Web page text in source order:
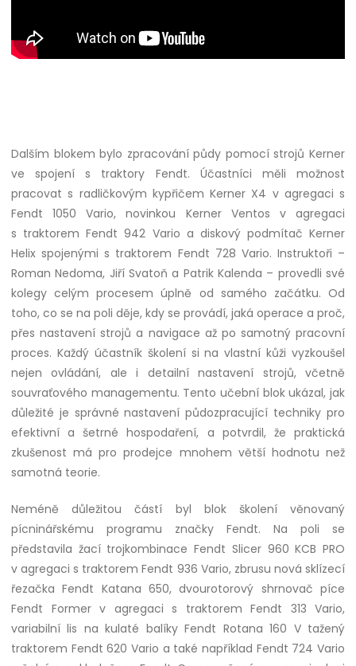
Dalším blokem bylo zpracování půdy pomocí strojů Kerner
ve spojení s traktory Fendt. Účastníci měli možnost
pracovat s radličkovým kypřičem Kerner X4 v agregaci s
Fendt 1050 Vario, novinkou Kerner Ventos v agregaci
s traktorem Fendt 942 Vario a diskový podmítač Kerner
Helix spojenými s traktorem Fendt 728 Vario. Instruktoři –
Roman Nedoma, Jiří Svatoň a Patrik Kalenda – provedli své
kolegy celým procesem úplně od samého začátku. Od
toho, co se na poli děje, kdy se provádí, jaká operace a proč,
přes nastavení strojů a navigace až po samotný pracovní
proces. Každý účastník školení si na vlastní kůži vyzkoušel
nejen ovládání, ale i detailní nastavení strojů, včetně
souvraťového managementu. Tento učební blok ukázal, jak
důležité je správné nastavení půdozpracující techniky pro
efektivní a šetrné hospodaření, a potvrdil, že praktická
zkušenost má pro prodejce mnohem větší hodnotu než
samotná teorie.
Neméně důležitou částí byl blok školení věnovaný
pícninářskému programu značky Fendt. Na poli se
představila žací trojkombinace Fendt Slicer 960 KCB PRO
v agregaci s traktorem Fendt 936 Vario, zbrusu nová sklízecí
řezačka Fendt Katana 650, dvourotorový shrnovač píce
Fendt Former v agregaci s traktorem Fendt 313 Vario,
variabilní lis na kulaté balíky Fendt Rotana 160 V tažený
traktorem Fendt 620 Vario a také například Fendt 724 Vario